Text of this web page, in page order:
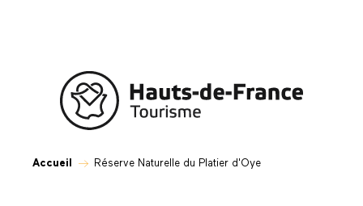
Accueil Réserve Naturelle du Platier d'Oye